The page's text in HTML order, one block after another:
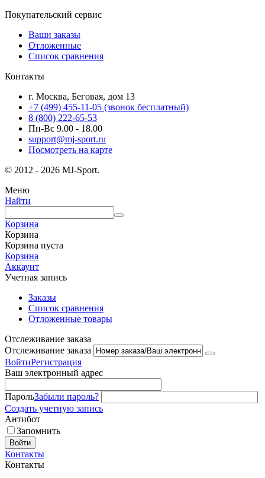
Покупательский сервис
Ваши заказы
Отложенные
Список сравнения
Контакты
г. Москва, Беговая, дом 13
+7 (499) 455-11-05 (звонок бесплатный)
8 (800) 222-65-53
Пн-Вс 9.00 - 18.00
support@mj-sport.ru
Посмотреть на карте
© 2012 - 2026 MJ-Sport.
Меню
Найти
Корзина
Корзина
Корзина пуста
Корзина
Аккаунт
Учетная запись
Заказы
Список сравнения
Отложенные товары
Отслеживание заказа
Отслеживание заказа
ВойтиРегистрация
Ваш электронный адрес
ПарольЗабыли пароль?
Создать учетную запись
Антибот
Запомнить
Войти
Контакты
Контакты